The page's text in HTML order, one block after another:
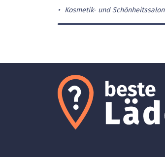
Kosmetik- und Schönheitssalon